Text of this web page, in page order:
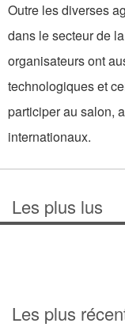
Outre les diverses
dans le secteur de
organisateurs ont
technologiques et
participer au salon,
internationaux.
Les plus lus
Les plus